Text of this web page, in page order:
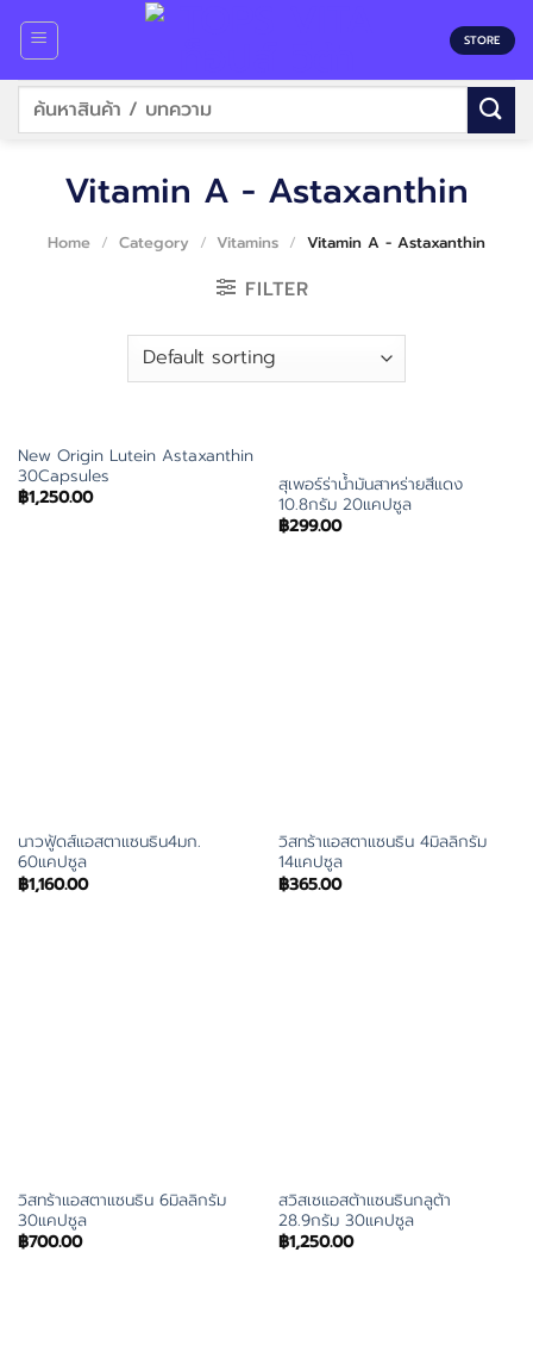
content
STORE
Search
Vitamin A - Astaxanthin
Home / Category / Vitamins / Vitamin A - Astaxanthin
FILTER
New Origin Lutein Astaxanthin
30Capsules
฿1,250.00
สุเพอร์ร่าน้ำมันสาหร่ายสีแดง
10.8กรัม 20แคปซูล
฿299.00
นาวฟู้ดส์แอสตาแซนธิน4มก.
60แคปซูล
฿1,160.00
วิสทร้าแอสตาแซนธิน 4มิลลิกรัม
14แคปซูล
฿365.00
วิสทร้าแอสตาแซนธิน 6มิลลิกรัม
30แคปซูล
฿700.00
สวิสเซแอสต้าแซนธินกลูต้า
28.9กรัม 30แคปซูล
฿1,250.00